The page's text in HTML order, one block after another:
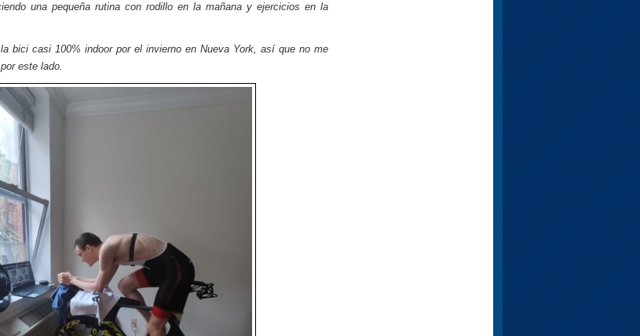
una pequeña rutina con rodillo en la mañana y ejercicios en la
bici casi 100% indoor por el invierno en Nueva York, así que no me
este lado.